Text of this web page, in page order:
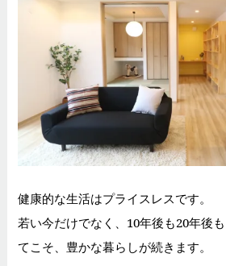
健康的な生活はプライスレスです。
若い今だけでなく、10年後も20年後
てこそ、豊かな暮らしが続きます。